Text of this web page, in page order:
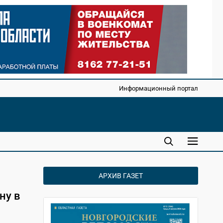
Информационный портал
в
АРХИВ ГАЗЕТ